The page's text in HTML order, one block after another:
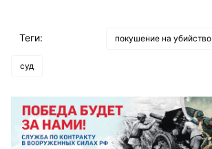
Теги: покушение на убийство
суд